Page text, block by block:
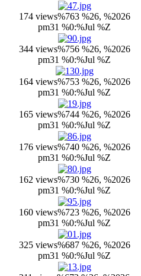
174 views%763 %26, %2026
pm31 %0:%Jul %Z
344 views%756 %26, %2026
pm31 %0:%Jul %Z
164 views%753 %26, %2026
pm31 %0:%Jul %Z
165 views%744 %26, %2026
pm31 %0:%Jul %Z
176 views%740 %26, %2026
pm31 %0:%Jul %Z
162 views%730 %26, %2026
pm31 %0:%Jul %Z
160 views%723 %26, %2026
pm31 %0:%Jul %Z
325 views%687 %26, %2026
pm31 %0:%Jul %Z